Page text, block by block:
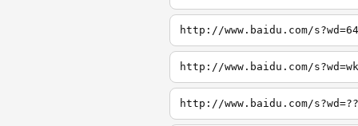
http://www.baidu.com/s?wd=64
http://www.baidu.com/s?wd=wk
http://www.baidu.com/s?wd=??